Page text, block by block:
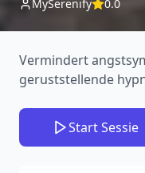
MySerenify 0.0
Vermindert
geruststellende
Start Sessie